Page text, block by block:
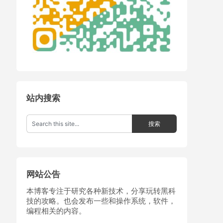
站内搜索
网站公告
本博客专注于研究各种新技术，分享玩转黑科
技的攻略。也会发布一些和操作系统，软件，
编程相关的内容。